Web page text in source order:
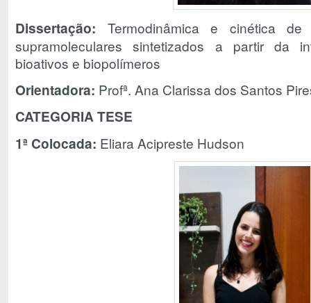
Dissertação: Termodinâmica e cinética
supramoleculares sintetizados a partir da
bioativos e biopolímeros
Orientadora: Profª. Ana Clarissa dos Santos
CATEGORIA TESE
1ª Colocada: Eliara Acipreste Hudson